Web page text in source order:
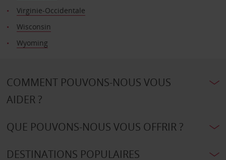
Virginie-Occidentale
Wisconsin
Wyoming
COMMENT POUVONS-NOUS VOUS
AIDER ?
QUE POUVONS-NOUS VOUS OFFRIR ?
DESTINATIONS POPULAIRES